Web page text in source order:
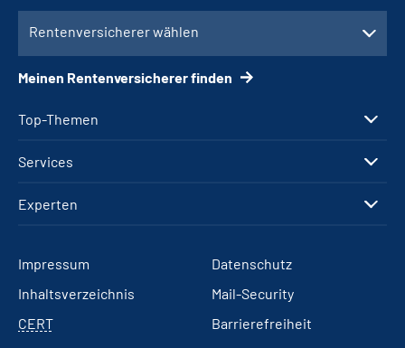
Top-Themen
Services
Experten
Rentenversicherer wählen
Meinen Rentenversicherer finden
Impressum
Datenschutz
Inhaltsverzeichnis
Mail-Security
CERT
Barrierefreiheit